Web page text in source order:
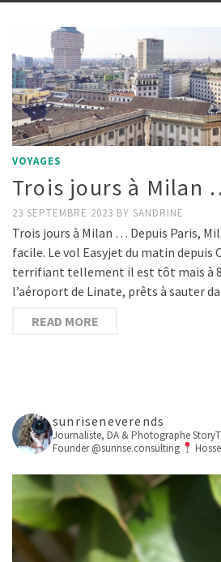
VOYAGES
Trois jours à Milan
23 SEPTEMBRE 2023 BY SANDRINE
Trois jours à Milan … Depuis Paris,
facile. Le vol Easyjet du matin depuis
terrifiant tellement il est tôt mais à
l’aéroport de Linate, prêts à sauter
READ MORE
sunriseneverends
Journaliste, DA & Photographe
Founder @sunrise.consulting